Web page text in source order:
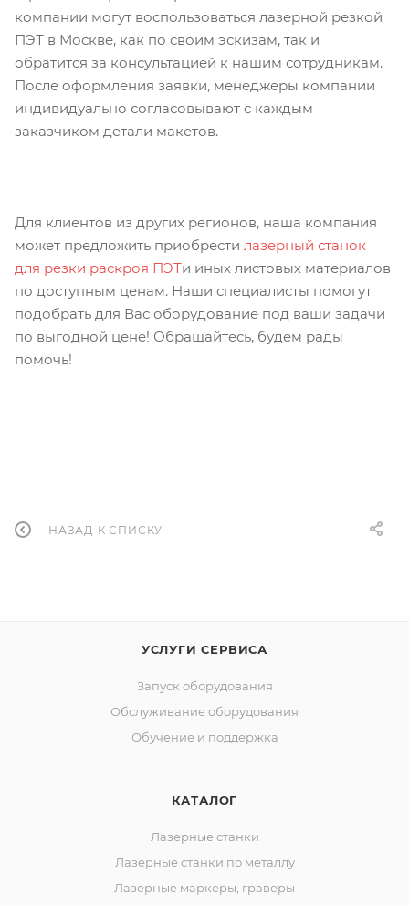
компании могут воспользоваться лазерной резкой
ПЭТ в Москве, как по своим эскизам, так и
обратится за консультацией к нашим сотрудникам.
После оформления заявки, менеджеры компании
индивидуально согласовывают с каждым
заказчиком детали макетов.
Для клиентов из других регионов, наша компания
может предложить приобрести лазерный станок
для резки раскроя ПЭТи иных листовых материалов
по доступным ценам. Наши специалисты помогут
подобрать для Вас оборудование под ваши задачи
по выгодной цене! Обращайтесь, будем рады
помочь!
НАЗАД К СПИСКУ
УСЛУГИ СЕРВИСА
Запуск оборудования
Обслуживание оборудования
Обучение и поддержка
КАТАЛОГ
Лазерные станки
Лазерные станки по металлу
Лазерные маркеры, граверы